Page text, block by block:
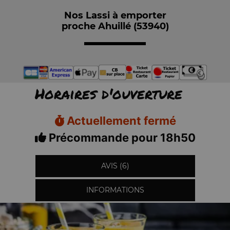
Nos Lassi à emporter
proche Ahuillé (53940)
Horaires d'ouverture
Actuellement fermé
Précommande pour 18h50
AVIS (6)
INFORMATIONS